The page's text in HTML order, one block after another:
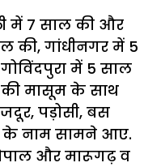
में 7 साल की और
की, गांधीनगर में 5
में 5 साल
की मासूम के साथ
पड़ोसी, बस
के नाम सामने आए.
और मारूगढ़ व